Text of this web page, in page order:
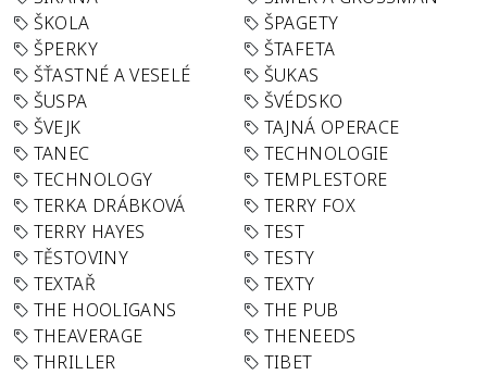
ŠKOLA
ŠPAGETY
ŠPERKY
ŠTAFETA
ŠŤASTNÉ A VESELÉ
ŠUKAS
ŠUSPA
ŠVÉDSKO
ŠVEJK
TAJNÁ OPERACE
TANEC
TECHNOLOGIE
TECHNOLOGY
TEMPLESTORE
TERKA DRÁBKOVÁ
TERRY FOX
TERRY HAYES
TEST
TĚSTOVINY
TESTY
TEXTAŘ
TEXTY
THE HOOLIGANS
THE PUB
THEAVERAGE
THENEEDS
THRILLER
TIBET